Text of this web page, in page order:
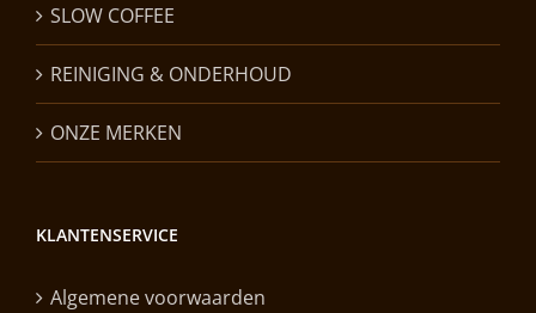
SLOW COFFEE
REINIGING & ONDERHOUD
ONZE MERKEN
KLANTENSERVICE
Algemene voorwaarden